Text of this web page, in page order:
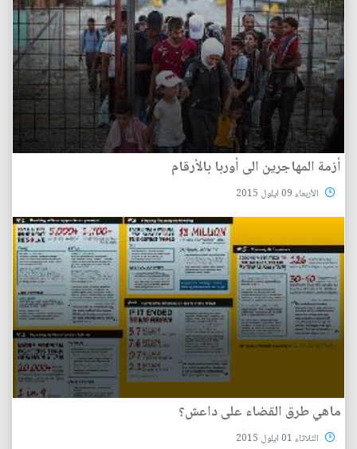
أزمة المهاجرين الى أوربا بالأرقام
الأربعاء 09 ايلول 2015
ماهي طرق القضاء على داعش؟
الثلاثاء 01 ايلول 2015